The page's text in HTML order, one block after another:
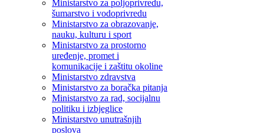
Ministarstvo za poljoprivredu,
šumarstvo i vodoprivredu
Ministarstvo za obrazovanje,
nauku, kulturu i sport
Ministarstvo za prostorno
uređenje, promet i
komunikacije i zaštitu okoline
Ministarstvo zdravstva
Ministarstvo za boračka pitanja
Ministarstvo za rad, socijalnu
politiku i izbjeglice
Ministarstvo unutrašnjih
poslova